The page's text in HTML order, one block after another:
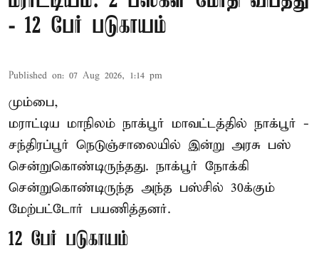
- 12 பேர் படுகாயம்
Published on: 07 Aug 2026, 1:14 pm
மும்பை,
மராட்டிய மாநிலம் நாக்பூர் மாவட்டத்தில் நாக்பூர் -
சந்திரப்பூர் நெடுஞ்சாலையில் இன்று அரசு பஸ்
சென்றுகொண்டிருந்தது. நாக்பூர் நோக்கி
சென்றுகொண்டிருந்த அந்த பஸ்சில் 30க்கும்
மேற்பட்டோர் பயணித்தனர்.
12 பேர் படுகாயம்